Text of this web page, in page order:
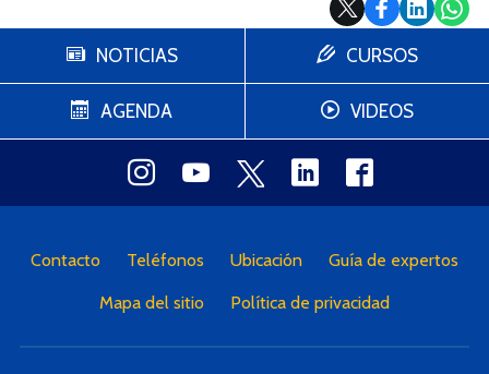
NOTICIAS
AGENDA
CURSOS
VIDEOS
Contacto Teléfonos Ubicación Guía de expertos
Mapa del sitio Política de privacidad